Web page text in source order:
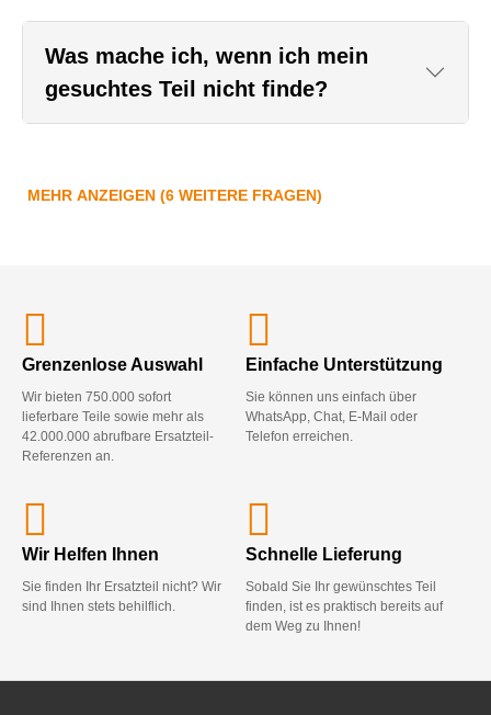
Was mache ich, wenn ich mein
gesuchtes Teil nicht finde?
MEHR ANZEIGEN (6 WEITERE FRAGEN)
Grenzenlose Auswahl
Wir bieten 750.000 sofort
lieferbare Teile sowie mehr als
42.000.000 abrufbare Ersatzteil-
Referenzen an.
Einfache Unterstützung
Sie können uns einfach über
WhatsApp, Chat, E-Mail oder
Telefon erreichen.
Wir Helfen Ihnen
Sie finden Ihr Ersatzteil nicht? Wir
sind Ihnen stets behilflich.
Schnelle Lieferung
Sobald Sie Ihr gewünschtes Teil
finden, ist es praktisch bereits auf
dem Weg zu Ihnen!